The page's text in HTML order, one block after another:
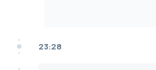
23:28